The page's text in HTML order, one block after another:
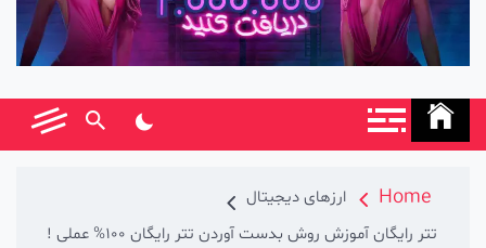
Home
ارزهای دیجیتال
تتر رایگان آموزش روش بدست آوردن تتر رایگان 100% عملی !